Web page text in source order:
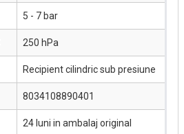
5 - 7 bar
250 hPa
Recipient cilindric sub presiune
8034108890401
24 luni in ambalaj original